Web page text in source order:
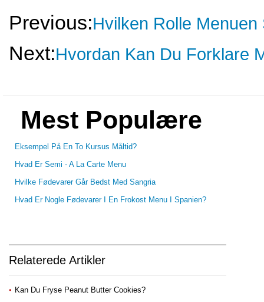
Previous:Hvilken Rolle
Next:Hvordan Kan Du Forklare
Mest Populære
Eksempel På En To Kursus Måltid?
Hvad Er Semi - A La Carte Menu
Hvilke Fødevarer Går Bedst Med Sangria
Hvad Er Nogle Fødevarer I En Frokost Menu I Spanien?
Relaterede Artikler
Kan Du Fryse Peanut Butter Cookies?